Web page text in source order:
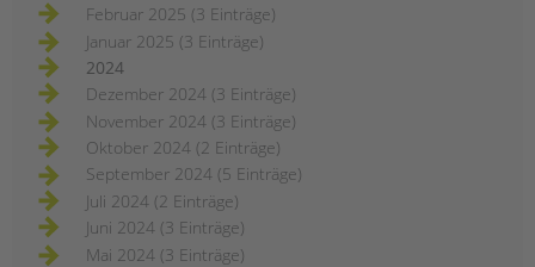
Februar 2025 (3 Einträge)
Januar 2025 (3 Einträge)
2024
Dezember 2024 (3 Einträge)
November 2024 (3 Einträge)
Oktober 2024 (2 Einträge)
September 2024 (5 Einträge)
Juli 2024 (2 Einträge)
Juni 2024 (3 Einträge)
Mai 2024 (3 Einträge)